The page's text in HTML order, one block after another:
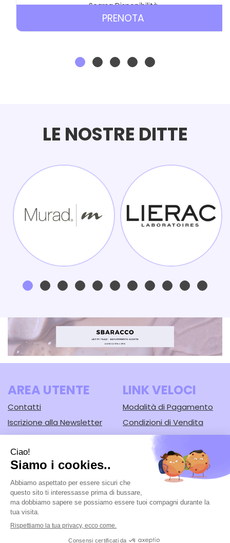
Scarsa Disponibilità
PRENOTAPRENOTA
CRIOGEL
CARRELLO
LE NOSTRE DITTE
AREA UTENTE
Contatti
Iscrizione alla Newsletter
Informativa Privacy
Cookie Policy
LINK VELOCI
Modalità di Pagamento
Condizioni di Vendita
Modalità di Spedizione e
Farmacia Lodi srl
- Corso Guercino, 67/b 44042 Cento (FE)
Tel.: 051902221